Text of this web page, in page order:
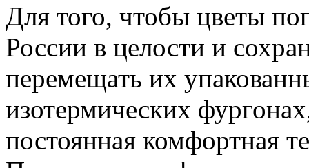
Для того, чтобы цветы
России в целости и
перемещать их
изотермических
постоянная комфортная